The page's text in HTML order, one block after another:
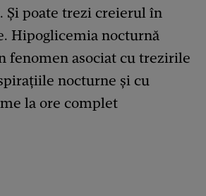
Și poate trezi creierul în
Hipoglicemia nocturnă
fenomen asociat cu trezirile
nocturne și cu
la ore complet